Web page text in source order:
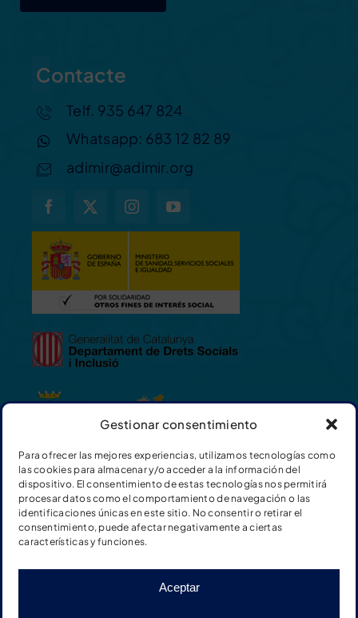
Gestionar consentimiento
Para ofrecer las mejores experiencias, utilizamos tecnologías como
las cookies para almacenar y/o acceder a la información del
dispositivo. El consentimiento de estas tecnologías nos permitirá
procesar datos como el comportamiento de navegación o las
identificaciones únicas en este sitio. No consentir o retirar el
consentimiento, puede afectar negativamente a ciertas
características y funciones.
Aceptar
Contacte
Telf. 935 647 824
Whatsapp: 683 12 82 89
adimir@adimir.org